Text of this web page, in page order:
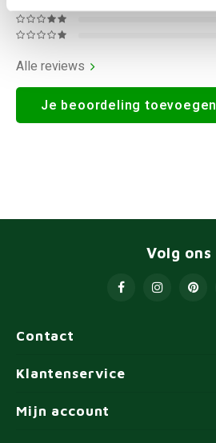
Alle reviews
Je beoordeling toevoegen
Contact
Volg ons
Klantenservice
Mijn account